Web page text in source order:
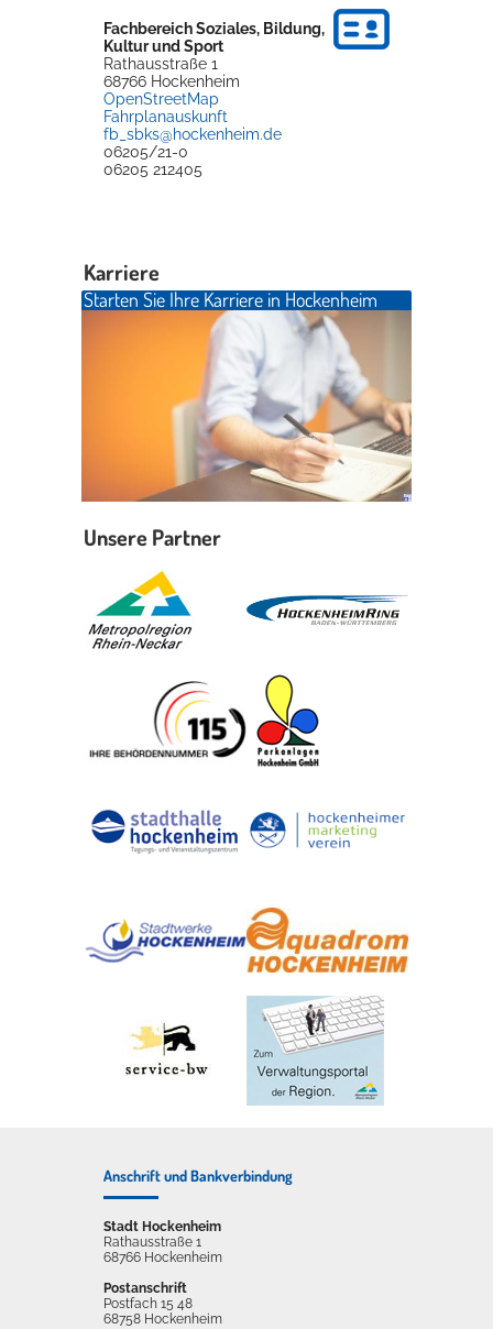
Rathaus
Service
Konzerte, Tagungen und vieles mehr
Spaß unter prickelnden Wasserfällen, das rauschende Meer im
Wellenbecken oder doch lieber die pure Entspannung auf der
Sprudelliege im Solebecken?
Fachbereich Soziales, Bildung,
Kultur und Sport
Rathausstraße 1
68766 Hockenheim
OpenStreetMap
Fahrplanauskunft
fb_sbks@hockenheim.de
06205/21-0
06205 212405
Karriere
Starten Sie Ihre Karriere in Hockenheim
Unsere Partner
Anschrift und Bankverbindung
Stadt Hockenheim
Rathausstraße 1
68766 Hockenheim
Postanschrift
Postfach 15 48
68758 Hockenheim